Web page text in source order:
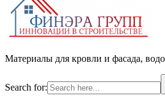
Материалы для кровли и фасада,
Search for: